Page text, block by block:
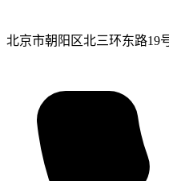
北京市朝阳区北三环东路19